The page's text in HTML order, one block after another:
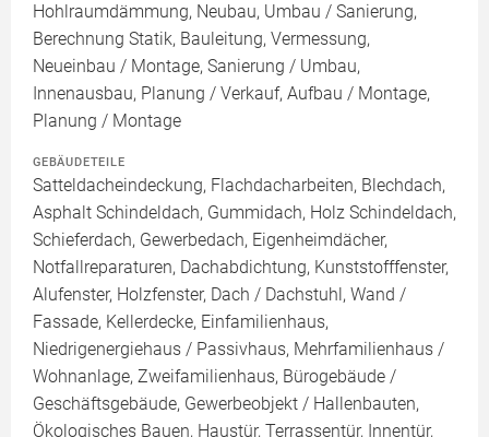
Hohlraumdämmung, Neubau, Umbau / Sanierung,
Berechnung Statik, Bauleitung, Vermessung,
Neueinbau / Montage, Sanierung / Umbau,
Innenausbau, Planung / Verkauf, Aufbau / Montage,
Planung / Montage
GEBÄUDETEILE
Satteldacheindeckung, Flachdacharbeiten, Blechdach,
Asphalt Schindeldach, Gummidach, Holz Schindeldach,
Schieferdach, Gewerbedach, Eigenheimdächer,
Notfallreparaturen, Dachabdichtung, Kunststofffenster,
Alufenster, Holzfenster, Dach / Dachstuhl, Wand /
Fassade, Kellerdecke, Einfamilienhaus,
Niedrigenergiehaus / Passivhaus, Mehrfamilienhaus /
Wohnanlage, Zweifamilienhaus, Bürogebäude /
Geschäftsgebäude, Gewerbeobjekt / Hallenbauten,
Ökologisches Bauen, Haustür, Terrassentür, Innentür,